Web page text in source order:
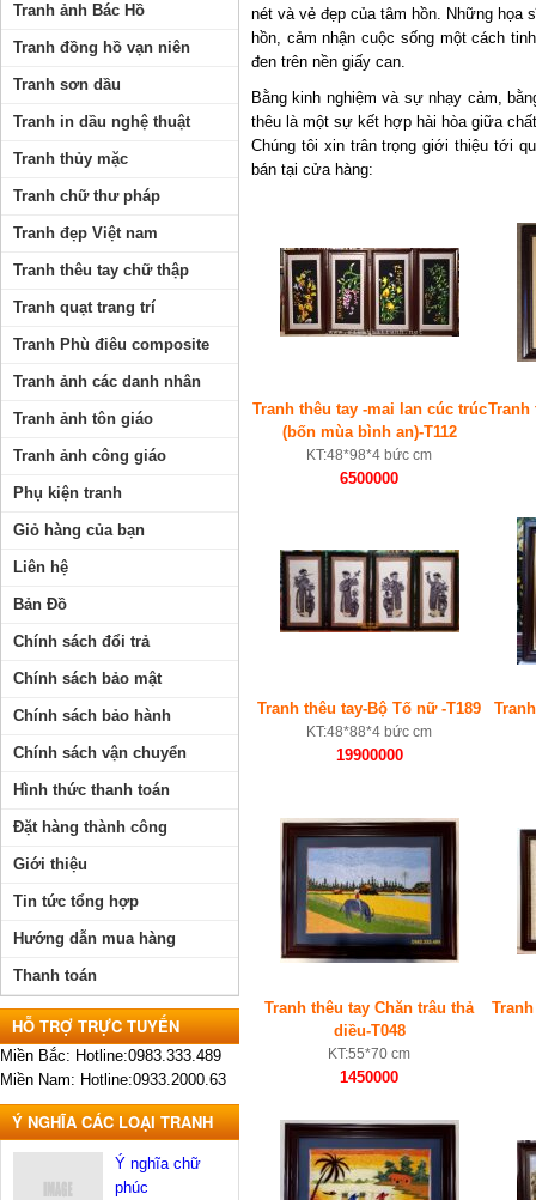
nét và vẻ đẹp của tâm hồn. Những họa
hồn, cảm nhận cuộc sống một cách
đen trên nền giấy can.
Bằng kinh nghiệm và sự nhạy cảm,
thêu là một sự kết hợp hài hòa giữa
Chúng tôi xin trân trọng giới thiệu tới
bán tại cửa hàng:
Tranh thêu tay -mai lan cúc trúc
(bốn mùa bình an)-T112
KT:48*98*4 bức cm
6500000
Tranh
Tranh thêu tay-Bộ Tố nữ -T189
KT:48*88*4 bức cm
19900000
Tranh thêu tay Chăn trâu thả
diều-T048
KT:55*70 cm
1450000
Tranh ảnh Bác Hồ
Tranh đồng hồ vạn niên
Tranh sơn dầu
Tranh in dầu nghệ thuật
Tranh thủy mặc
Tranh chữ thư pháp
Tranh đẹp Việt nam
Tranh thêu tay chữ thập
Tranh quạt trang trí
Tranh Phù điêu composite
Tranh ảnh các danh nhân
Tranh ảnh tôn giáo
Tranh ảnh công giáo
Phụ kiện tranh
Giỏ hàng của bạn
Liên hệ
Bản Đồ
Chính sách đổi trả
Chính sách bảo mật
Chính sách bảo hành
Chính sách vận chuyển
Hình thức thanh toán
Đặt hàng thành công
Giới thiệu
Tin tức tổng hợp
Hướng dẫn mua hàng
Thanh toán
HỖ TRỢ TRỰC TUYẾN
Miền Bắc: Hotline:0983.333.489
Miền Nam: Hotline:0933.2000.63
Ý NGHĨA CÁC LOẠI TRANH
Ý nghĩa chữ
phúc